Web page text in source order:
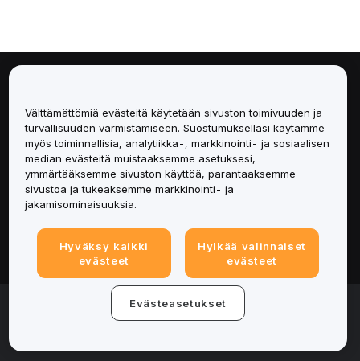
Palvelut
Tuki
Tuotteet
Lakiasiat
© 2025-2026 Bybit.eu. Kaikki oikeudet pidätetään.
Välttämättömiä evästeitä käytetään sivuston toimivuuden ja
turvallisuuden varmistamiseen. Suostumuksellasi käytämme
myös toiminnallisia, analytiikka-, markkinointi- ja sosiaalisen
median evästeitä muistaaksemme asetuksesi,
ymmärtääksemme sivuston käyttöä, parantaaksemme
sivustoa ja tukeaksemme markkinointi- ja
jakamisominaisuuksia.
Hyväksy kaikki
evästeet
Hylkää valinnaiset
evästeet
Evästeasetukset